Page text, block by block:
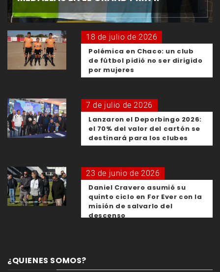
18 de julio de 2026
Polémica en Chaco: un club
de fútbol pidió no ser dirigido
por mujeres
7 de julio de 2026
Lanzaron el Deporbingo 2026:
el 70% del valor del cartón se
destinará para los clubes
23 de junio de 2026
Daniel Cravero asumió su
quinto ciclo en For Ever con la
misión de salvarlo del
descenso
¿QUIENES SOMOS?